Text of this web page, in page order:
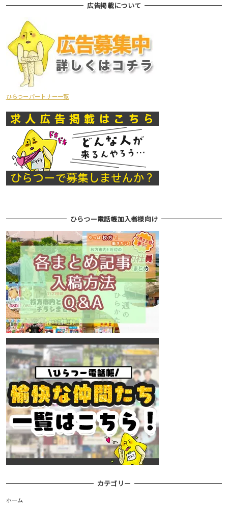
広告掲載について
ひらつーパートナー一覧
ひらつー電話帳加入者様向け
カテゴリー
ホーム